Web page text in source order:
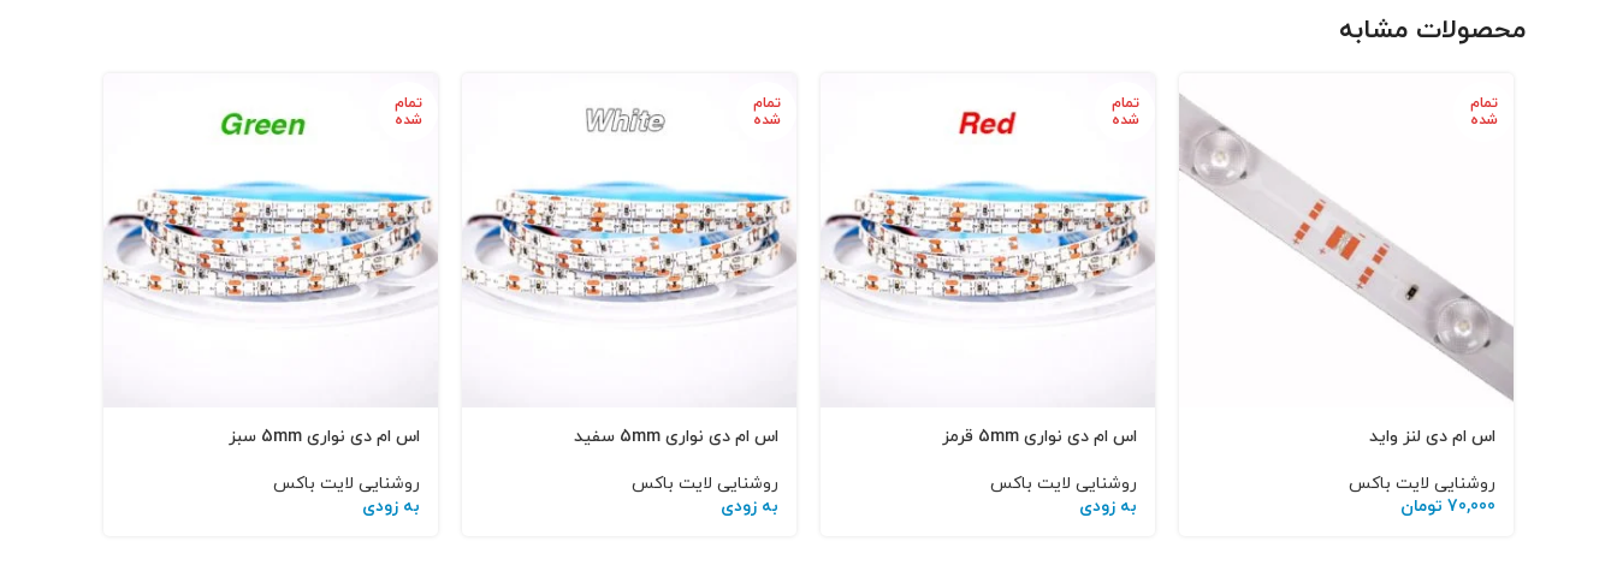
محصولات مشابه
تمام
شده
اس ام دی لنز واید
روشنایی لایت باکس
70,000 تومان
تمام
شده
اس ام دی نواری 5mm قرمز
روشنایی لایت باکس
به زودی
تمام
شده
اس ام دی نواری 5mm سفید
روشنایی لایت باکس
به زودی
تمام
شده
اس ام دی نواری 5mm سبز
روشنایی لایت باکس
به زودی